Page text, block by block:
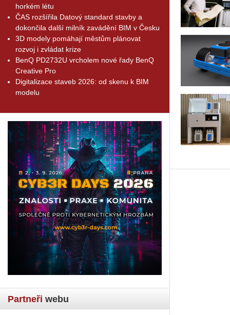
horkém létu
ČAS rozšířila Datový standard stavby a
dokončila další milník zavádění BIM v Česku
3D modely pomáhají městům plánovat
rozvoj i zvládat krize
BenQ PD2732U vrcholem nové řady BenQ
Creative Pro
Digitalizace staveb 2026: od skenu k BIM
modelu
Partneři webu